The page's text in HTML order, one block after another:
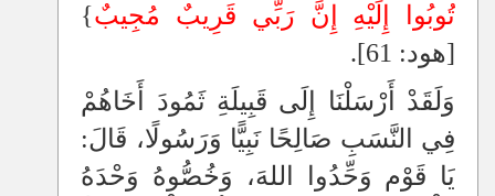
تُوبُوا إِلَيْهِ إِنَّ رَبِّي قَرِيبٌ مُجِيبٌ}
[هود: 61].
وَلَقَدْ أَرْسَلْنَا إِلَى قَبِيلَةِ ثَمُودَ أَخَاهُمْ
فِي النَّسَبِ صَالِحًا نَبِيًّا وَرَسُولًا، قَالَ:
يَا قَوْم وَحِّدُوا اللهَ، وَخُصُّوهُ وَحْدَهُ